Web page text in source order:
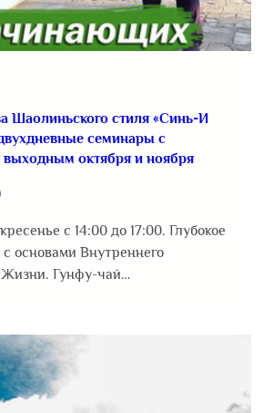
Шаолиньского стиля «Синь-И
семинары с
выходным октября и ноября
с 14:00 до 17:00. Глубокое
основами Внутреннего
Гунфу-чай…